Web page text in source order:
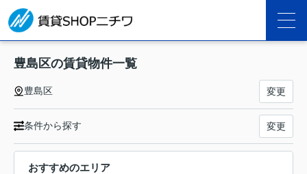
豊島区の賃貸物件一覧
豊島区 変更
条件から探す 変更
おすすめのエリア